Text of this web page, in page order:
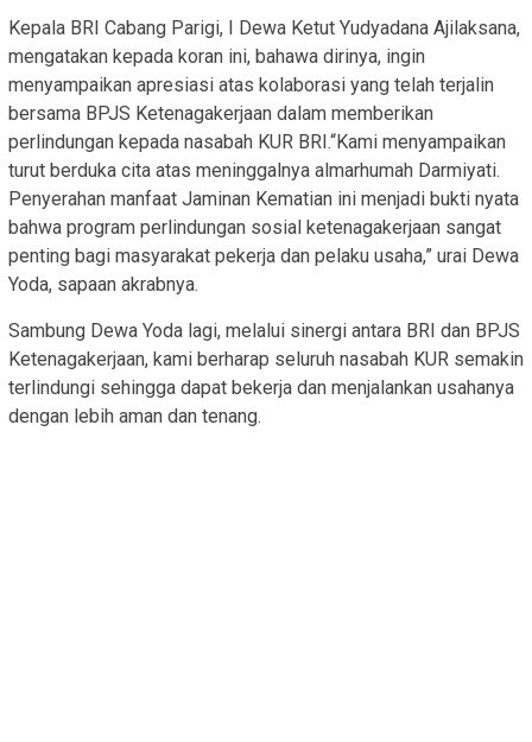
Kepala BRI Cabang Parigi, I Dewa Ketut Yudyadana Ajilaksana,
mengatakan kepada koran ini, bahawa dirinya, ingin
menyampaikan apresiasi atas kolaborasi yang telah terjalin
bersama BPJS Ketenagakerjaan dalam memberikan
perlindungan kepada nasabah KUR BRI.“Kami menyampaikan
turut berduka cita atas meninggalnya almarhumah Darmiyati.
Penyerahan manfaat Jaminan Kematian ini menjadi bukti nyata
bahwa program perlindungan sosial ketenagakerjaan sangat
penting bagi masyarakat pekerja dan pelaku usaha,” urai Dewa
Yoda, sapaan akrabnya.
Sambung Dewa Yoda lagi, melalui sinergi antara BRI dan BPJS
Ketenagakerjaan, kami berharap seluruh nasabah KUR semakin
terlindungi sehingga dapat bekerja dan menjalankan usahanya
dengan lebih aman dan tenang.